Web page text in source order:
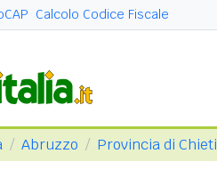
Calcolo Codice Fiscale
Abruzzo Provincia di Chieti